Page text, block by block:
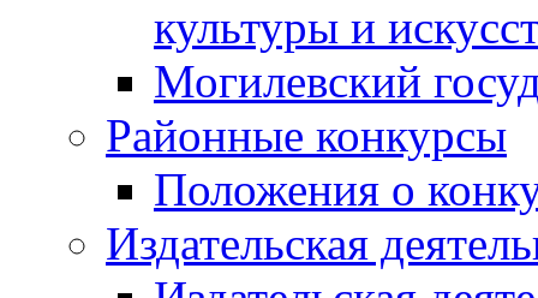
культуры и
Могилевский
Районные конкурсы
Положения о
Издательская